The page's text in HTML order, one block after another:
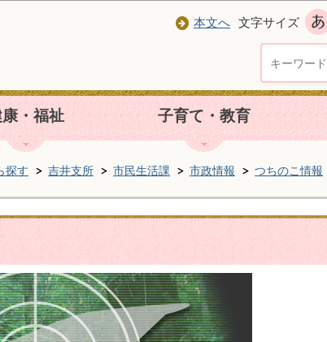
本文へ 文字サイズ
・福祉 子育て・教育
探す 吉井支所 市民生活課 市政情報 つちのこ情報